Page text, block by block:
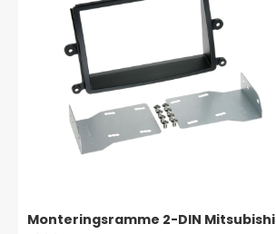
Monteringsramme 2-DIN Mitsubishi